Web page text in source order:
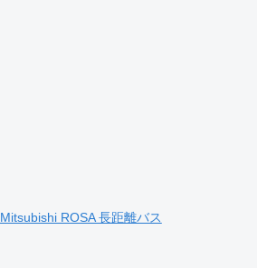
Mitsubishi ROSA 長距離バス